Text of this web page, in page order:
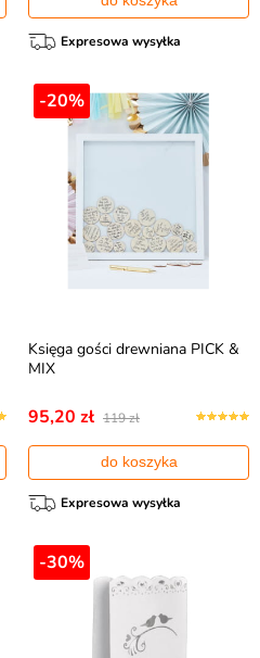
Expresowa wysyłka
-20%
Księga gości drewniana PICK &
MIX
95,20 zł 119 zł
do koszyka
Expresowa wysyłka
-30%